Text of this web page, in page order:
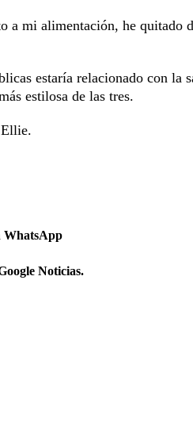
a mi alimentación, he quitado
estaría relacionado con la
estilosa de las tres.
WhatsApp
Noticias.